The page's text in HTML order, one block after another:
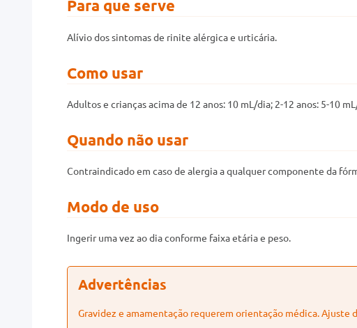
Para que serve
Alívio dos sintomas de rinite alérgica e urticária.
Como usar
Adultos e crianças acima de 12 anos: 10 mL/dia; 2-12 anos: 5-10
Quando não usar
Contraindicado em caso de alergia a qualquer componente da
Modo de uso
Ingerir uma vez ao dia conforme faixa etária e peso.
Advertências
Gravidez e amamentação requerem orientação médica. Ajuste